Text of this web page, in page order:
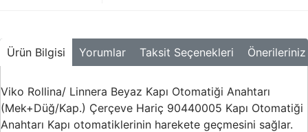
Ürün Bilgisi Yorumlar Taksit Seçenekleri Önerileriniz
Viko Rollina/ Linnera Beyaz Kapı Otomatiği Anahtarı
(Mek+Düğ/Kap.) Çerçeve Hariç 90440005 Kapı Otomatiği
Anahtarı Kapı otomatiklerinin harekete geçmesini sağlar.